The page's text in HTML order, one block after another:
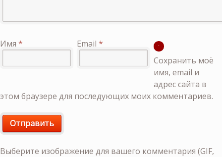
Имя * Email *
Сохранить моё
имя, email и
адрес сайта в
этом браузере для последующих моих комментариев.
Выберите изображение для вашего комментария (GIF,